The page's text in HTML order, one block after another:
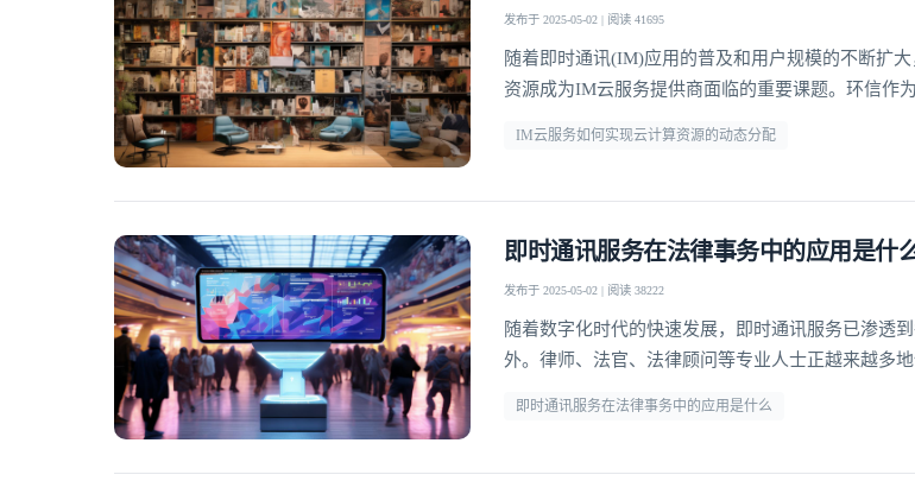
发布于 2025-05-02 | 阅读 41695
随着即时通讯(IM)应用的普及和用户规模的不断扩
资源成为IM云服务提供商面临的重要课题。环信作
IM云服务如何实现云计算资源的动态分配
即时通讯服务在法律事务中的应用是什
发布于 2025-05-02 | 阅读 38222
随着数字化时代的快速发展，即时通讯服务已渗透
外。律师、法官、法律顾问等专业人士正越来越多
即时通讯服务在法律事务中的应用是什么
我已阅读并同意
提交
不了，谢谢